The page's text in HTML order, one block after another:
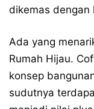
dikemas dengan
Ada yang
Rumah Hijau.
konsep
sudutnya